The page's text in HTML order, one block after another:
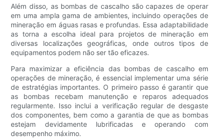
Além disso, as bombas de cascalho são capazes de operar
em uma ampla gama de ambientes, incluindo operações de
mineração em águas rasas e profundas. Essa adaptabilidade
as torna a escolha ideal para projetos de mineração em
diversas localizações geográficas, onde outros tipos de
equipamentos podem não ser tão eficazes.
Para maximizar a eficiência das bombas de cascalho em
operações de mineração, é essencial implementar uma série
de estratégias importantes. O primeiro passo é garantir que
as bombas recebam manutenção e reparos adequados
regularmente. Isso inclui a verificação regular de desgaste
dos componentes, bem como a garantia de que as bombas
estejam devidamente lubrificadas e operando com
desempenho máximo.